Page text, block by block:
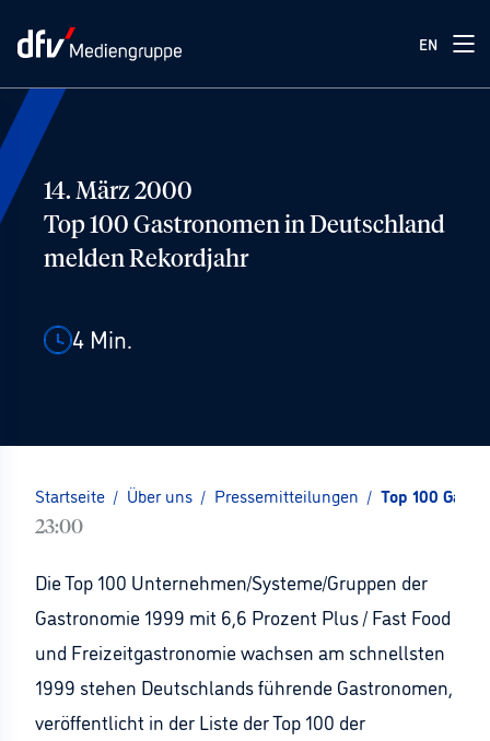
EN
14. März 2000
Top 100 Gastronomen in Deutschland
melden Rekordjahr
4 Min.
Startseite / Über uns / Pressemitteilungen / Top 100
23:00
Die Top 100 Unternehmen/Systeme/Gruppen der
Gastronomie 1999 mit 6,6 Prozent Plus / Fast Food
und Freizeitgastronomie wachsen am schnellsten
1999 stehen Deutschlands führende Gastronomen,
veröffentlicht in der Liste der Top 100 der